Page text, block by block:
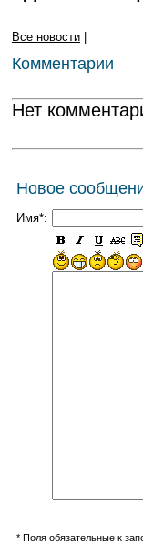
Все новости
Комментарии
Нет
Новое
Имя*:
* Поля обязательные к